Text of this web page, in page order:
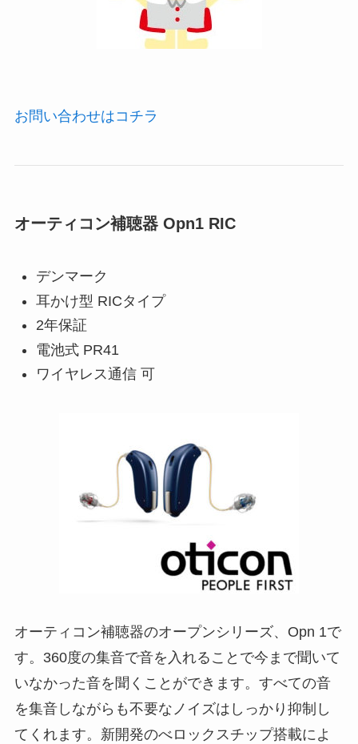
お問い合わせはコチラ
オーティコン補聴器 Opn1 RIC
デンマーク
耳かけ型 RICタイプ
2年保証
電池式 PR41
ワイヤレス通信 可
オーティコン補聴器のオープンシリーズ、Opn 1で
す。360度の集音で音を入れることで今まで聞いて
いなかった音を聞くことができます。すべての音
を集音しながらも不要なノイズはしっかり抑制し
てくれます。新開発のべロックスチップ搭載によ